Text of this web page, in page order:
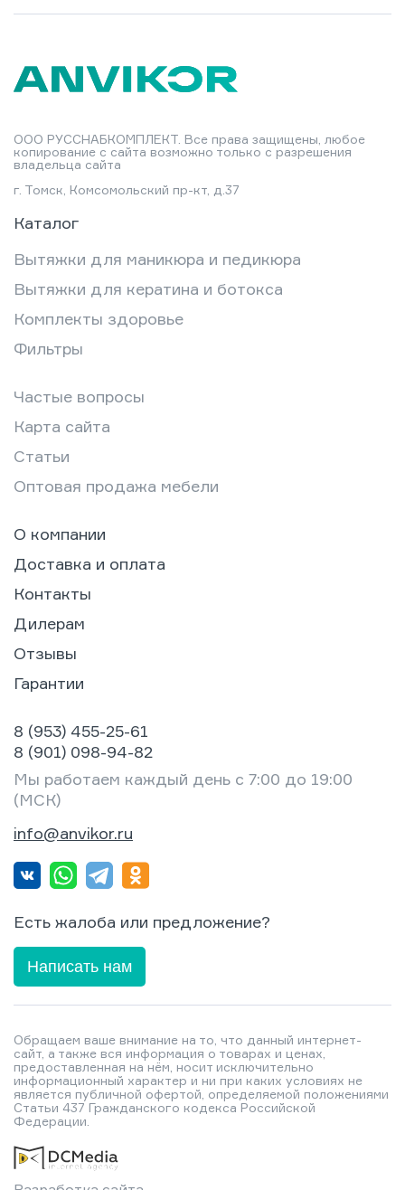
ООО РУССНАБКОМПЛЕКТ. Все права защищены, любое
копирование с сайта возможно только с разрешения
владельца сайта
г. Томск, Комсомольский пр-кт, д.37
Каталог
Вытяжки для маникюра и педикюра
Вытяжки для кератина и ботокса
Комплекты здоровье
Фильтры
Частые вопросы
Карта сайта
Статьи
Оптовая продажа мебели
О компании
Доставка и оплата
Контакты
Дилерам
Отзывы
Гарантии
8 (953) 455-25-61
8 (901) 098-94-82
Мы работаем каждый день с 7:00 до 19:00
(МСК)
info@anvikor.ru
Есть жалоба или предложение?
Написать нам
Обращаем ваше внимание на то, что данный интернет-
сайт, а также вся информация о товарах и ценах,
предоставленная на нём, носит исключительно
информационный характер и ни при каких условиях не
является публичной офертой, определяемой положениями
Статьи 437 Гражданского кодекса Российской
Федерации.